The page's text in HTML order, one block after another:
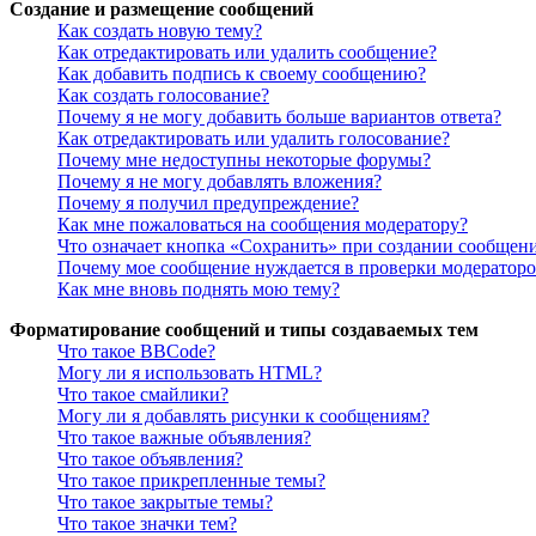
Создание и размещение сообщений
Как создать новую тему?
Как отредактировать или удалить сообщение?
Как добавить подпись к своему сообщению?
Как создать голосование?
Почему я не могу добавить больше вариантов ответа?
Как отредактировать или удалить голосование?
Почему мне недоступны некоторые форумы?
Почему я не могу добавлять вложения?
Почему я получил предупреждение?
Как мне пожаловаться на сообщения модератору?
Что означает кнопка «Сохранить» при создании
Почему мое сообщение нуждается в проверки
Как мне вновь поднять мою тему?
Форматирование сообщений и типы создаваемых тем
Что такое BBCode?
Могу ли я использовать HTML?
Что такое смайлики?
Могу ли я добавлять рисунки к сообщениям?
Что такое важные объявления?
Что такое объявления?
Что такое прикрепленные темы?
Что такое закрытые темы?
Что такое значки тем?